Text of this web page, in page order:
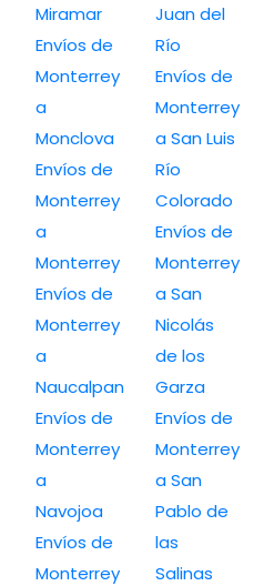
Miramar
Envíos de
Monterrey
a
Monclova
Envíos de
Monterrey
a
Monterrey
Envíos de
Monterrey
a
Naucalpan
Envíos de
Monterrey
a
Navojoa
Envíos de
Monterrey
Juan del
Río
Envíos de
Monterrey
a San Luis
Río
Colorado
Envíos de
Monterrey
a San
Nicolás
de los
Garza
Envíos de
Monterrey
a San
Pablo de
las
Salinas